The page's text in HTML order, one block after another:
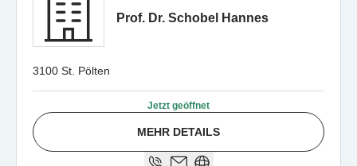
Prof. Dr. Schobel Hannes
3100 St. Pölten
Jetzt geöffnet
MEHR DETAILS